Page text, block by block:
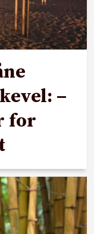
–
for